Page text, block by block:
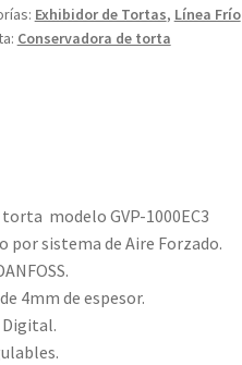
Exhibidor de Tortas, Línea Frío
Conservadora de torta
modelo GVP-1000EC3
por sistema de Aire Forzado.
4mm de espesor.